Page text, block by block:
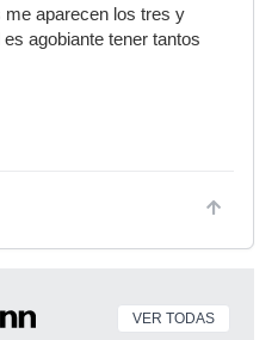
me aparecen los tres y
agobiante tener tantos
VER TODAS